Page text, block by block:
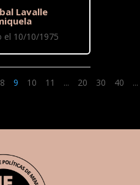
Lavalle
el 10/10/1975
8 9 10 11 ... 20 30 40 ...